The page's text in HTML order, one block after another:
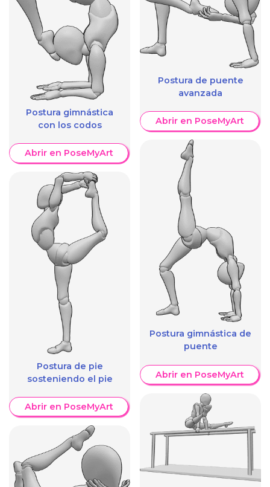
Postura gimnástica
con los codos
Abrir en PoseMyArt
Postura de pie
sosteniendo el pie
Abrir en PoseMyArt
Postura de puente
avanzada
Abrir en PoseMyArt
Postura gimnástica de
puente
Abrir en PoseMyArt